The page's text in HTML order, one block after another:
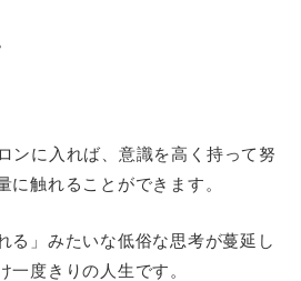
ンに入れば、意識を高く持って努
に触れることができます。
る」みたいな低俗な思考が蔓延し
一度きりの人生です。